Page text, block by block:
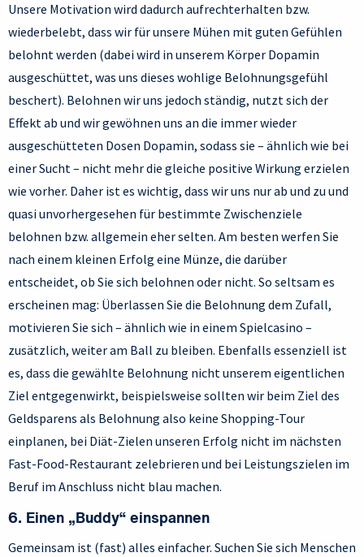
Unsere Motivation wird dadurch aufrechterhalten bzw.
wiederbelebt, dass wir für unsere Mühen mit guten Gefühlen
belohnt werden (dabei wird in unserem Körper Dopamin
ausgeschüttet, was uns dieses wohlige Belohnungsgefühl
beschert). Belohnen wir uns jedoch ständig, nutzt sich der
Effekt ab und wir gewöhnen uns an die immer wieder
ausgeschütteten Dosen Dopamin, sodass sie – ähnlich wie bei
einer Sucht – nicht mehr die gleiche positive Wirkung erzielen
wie vorher. Daher ist es wichtig, dass wir uns nur ab und zu und
quasi unvorhergesehen für bestimmte Zwischenziele
belohnen bzw. allgemein eher selten. Am besten werfen Sie
nach einem kleinen Erfolg eine Münze, die darüber
entscheidet, ob Sie sich belohnen oder nicht. So seltsam es
erscheinen mag: Überlassen Sie die Belohnung dem Zufall,
motivieren Sie sich – ähnlich wie in einem Spielcasino –
zusätzlich, weiter am Ball zu bleiben. Ebenfalls essenziell ist
es, dass die gewählte Belohnung nicht unserem eigentlichen
Ziel entgegenwirkt, beispielsweise sollten wir beim Ziel des
Geldsparens als Belohnung also keine Shopping-Tour
einplanen, bei Diät-Zielen unseren Erfolg nicht im nächsten
Fast-Food-Restaurant zelebrieren und bei Leistungszielen im
Beruf im Anschluss nicht blau machen.
6. Einen „Buddy“ einspannen
Gemeinsam ist (fast) alles einfacher. Suchen Sie sich Menschen